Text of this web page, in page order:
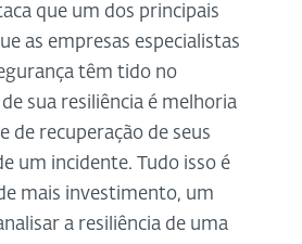
que um dos principais
as empresas especialistas
têm tido no
sua resiliência é melhoria
de recuperação de seus
um incidente. Tudo isso é
mais investimento, um
a resiliência de uma